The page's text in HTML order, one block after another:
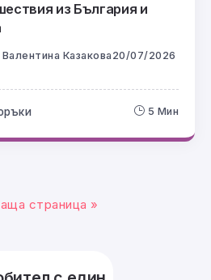
из България и
Валентина Казакова 20/07/2026
5 Мин
страница »